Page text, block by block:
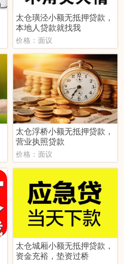
太仓璜泾小额无抵押贷款，
本地人贷款就找我
价格：面议
太仓浮桥小额无抵押贷款，
营业执照贷款
价格：面议
太仓城厢小额无抵押贷款，
资金充裕，垫资过桥